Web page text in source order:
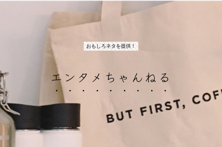
おもしろネタを提供！
エンタメちゃんねる